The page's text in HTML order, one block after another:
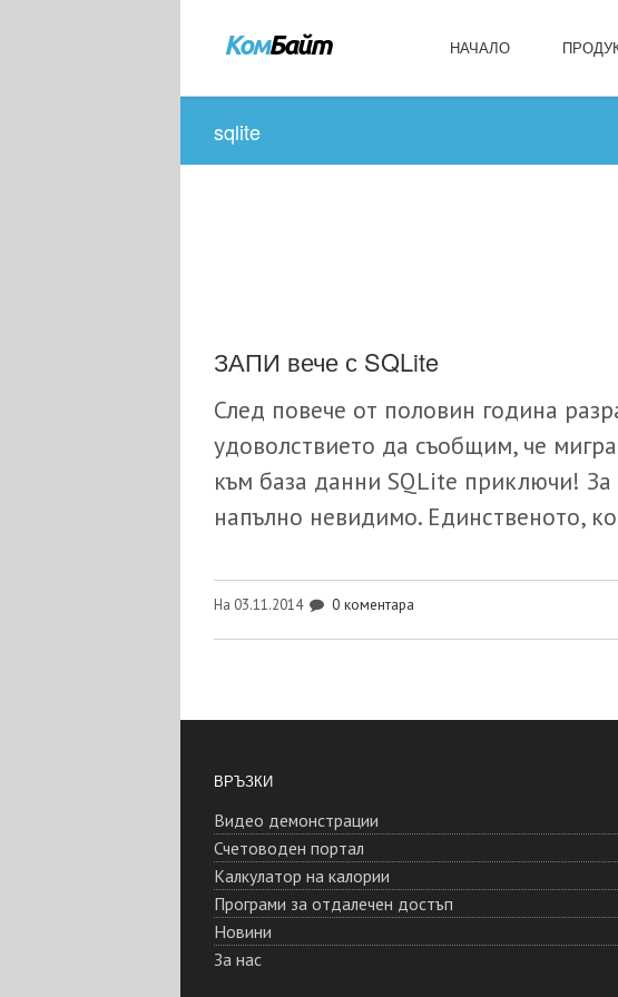
НАЧАЛО
sqlite
ЗАПИ вече с SQLite
След повече от половин година
удоволствието да съобщим, че
към база данни SQLite приключи! За
напълно невидимо. Единственото,
На 03.11.2014 0 коментара
ВРЪЗКИ
Видео демонстрации
Счетоводен портал
Калкулатор на калории
Програми за отдалечен достъп
Новини
За нас